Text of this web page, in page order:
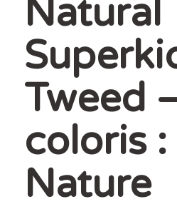
Natural
Tweed
coloris
Nature